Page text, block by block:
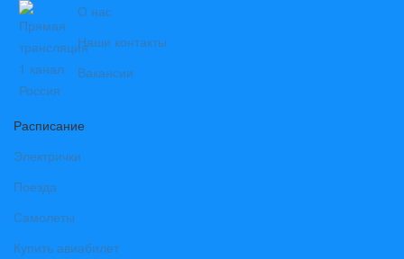
О нас
Наши контакты
Вакансии
Расписание
Электрички
Поезда
Самолеты
Купить авиабилет